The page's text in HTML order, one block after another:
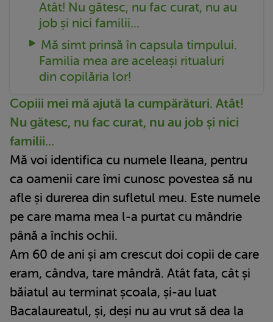
Atât! Nu gătesc, nu fac curat, nu au
job și nici familii...
Mă simt prinsă în capsula timpului.
Familia mea are aceleași ritualuri
din copilăria lor!
Copiii mei mă ajută la cumpărături. Atât!
Nu gătesc, nu fac curat, nu au job și nici
familii...
Mă voi identifica cu numele Ileana, pentru
ca oamenii care îmi cunosc povestea să nu
afle și durerea din sufletul meu. Este numele
pe care mama mea l-a purtat cu mândrie
până a închis ochii.
Am 60 de ani și am crescut doi copii de care
eram, cândva, tare mândră. Atât fata, cât și
băiatul au terminat școala, și-au luat
Bacalaureatul, și, deși nu au vrut să dea la